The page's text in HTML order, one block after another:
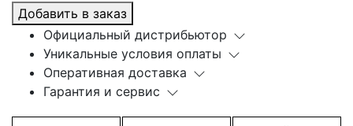
Добавить в заказ
Официальный дистрибьютор
Уникальные условия оплаты
Оперативная доставка
Гарантия и сервис